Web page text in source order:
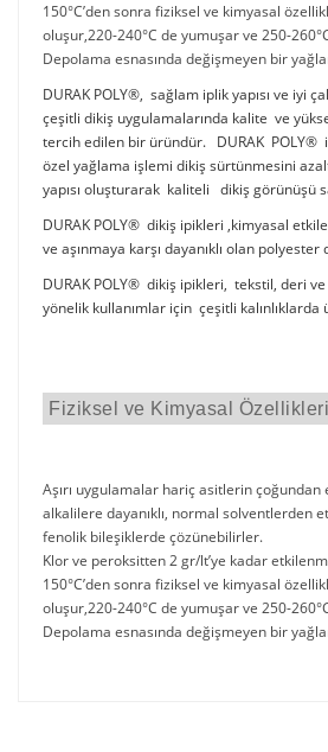
150°C’den sonra fiziksel ve kimyasal
oluşur,220-240°C de yumuşar ve 250-
Depolama esnasında değişmeyen bir
DURAK POLY®, sağlam iplik yapısı ve iyi
çeşitli dikiş uygulamalarında kalite ve
tercih edilen bir üründür. DURAK POLY®
özel yağlama işlemi dikiş sürtünmesini
yapısı oluşturarak kaliteli dikiş görünüşü
DURAK POLY® dikiş ipikleri ,kimyasal
ve aşınmaya karşı dayanıklı olan
DURAK POLY® dikiş ipikleri, tekstil, deri
yönelik kullanımlar için çeşitli
Fiziksel ve Kimyasal Özellikleri
Aşırı uygulamalar hariç asitlerin
alkalilere dayanıklı, normal solventlerden
fenolik bileşiklerde çözünebilirler.
Klor ve peroksitten 2 gr/lt’ye kadar
150°C’den sonra fiziksel ve kimyasal
oluşur,220-240°C de yumuşar ve 250-
Depolama esnasında değişmeyen bir